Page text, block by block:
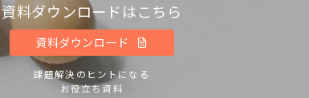
資料ダウンロードはこちら
資料ダウンロード
課題解決のヒントになる
お役立ち資料